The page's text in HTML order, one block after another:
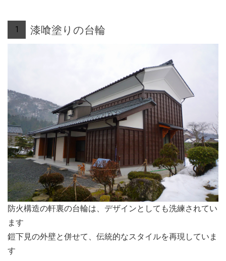
1 漆喰塗りの台輪
防火構造の軒裏の台輪は、デザインとしても洗練されてい
ます
鎧下見の外壁と併せて、伝統的なスタイルを再現していま
す